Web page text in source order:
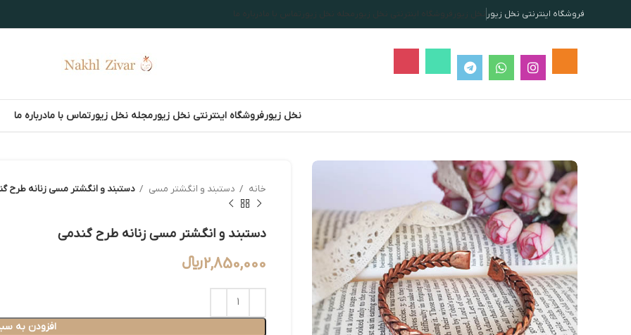
فروشگاه اینترنتی نخل زیور نخل زیور فروشگاه اینترنتی نخل زیور مجله نخل زیور تماس با مادرباره ما
نخل زیورفروشگاه اینترنتی نخل زیورمجله نخل زیورتماس با مادرباره ما
خانه دستبند و انگشتر مسی دستبند و انگشتر مسی زنانه طرح
دستبند و انگشتر مسی زنانه طرح گندمی
2,850,000﷼
افزودن به